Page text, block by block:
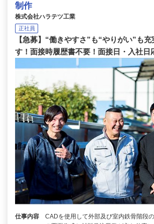
制作
株式会社ハラテツ工業
正社員
【急募】“働きやすさ”も“やりがい”も
す！面接時履歴書不要！面接日・入社日
仕事内容
CADを使用して外部及び室内鉄骨階段